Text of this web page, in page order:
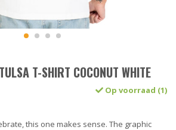
T-SHIRT COCONUT WHITE
Op voorraad (1)
this one makes sense. The graphic